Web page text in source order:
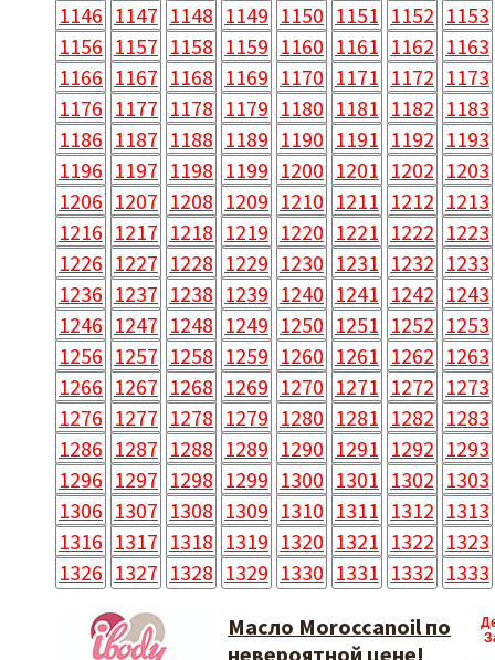
1146 1147 1148 1149 1150 1151 1152 1153
1156 1157 1158 1159 1160 1161 1162 1163
1166 1167 1168 1169 1170 1171 1172 1173
1176 1177 1178 1179 1180 1181 1182 1183
1186 1187 1188 1189 1190 1191 1192 1193
1196 1197 1198 1199 1200 1201 1202 1203
1206 1207 1208 1209 1210 1211 1212 1213
1216 1217 1218 1219 1220 1221 1222 1223
1226 1227 1228 1229 1230 1231 1232 1233
1236 1237 1238 1239 1240 1241 1242 1243
1246 1247 1248 1249 1250 1251 1252 1253
1256 1257 1258 1259 1260 1261 1262 1263
1266 1267 1268 1269 1270 1271 1272 1273
1276 1277 1278 1279 1280 1281 1282 1283
1286 1287 1288 1289 1290 1291 1292 1293
1296 1297 1298 1299 1300 1301 1302 1303
1306 1307 1308 1309 1310 1311 1312 1313
1316 1317 1318 1319 1320 1321 1322 1323
1326 1327 1328 1329 1330 1331 1332 1333
Масло Moroccanoil по
невероятной цене!